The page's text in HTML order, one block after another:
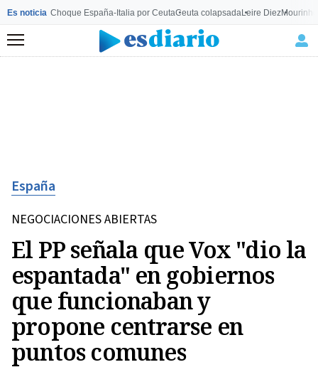
Es noticia Choque España-Italia por CeutaCeuta colapsadaLeire Diez
Menú
España
NEGOCIACIONES ABIERTAS
El PP señala que Vox "dio la
espantada" en gobiernos
que funcionaban y
propone centrarse en
puntos comunes